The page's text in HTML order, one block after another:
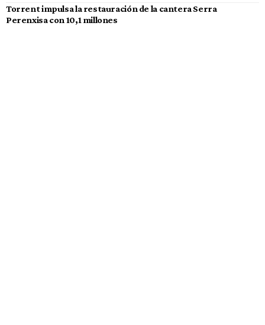
Torrent impulsa la restauración de la cantera Serra
Perenxisa con 10,1 millones